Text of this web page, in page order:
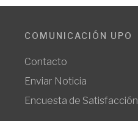
COMUNICACIÓN UPO
Contacto
Enviar Noticia
Encuesta de Satisfacción